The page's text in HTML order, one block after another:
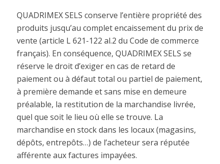
QUADRIMEX SELS conserve l’entière propriété des
produits jusqu’au complet encaissement du prix de
vente (article L 621-122 al.2 du Code de commerce
français). En conséquence, QUADRIMEX SELS se
réserve le droit d’exiger en cas de retard de
paiement ou à défaut total ou partiel de paiement,
à première demande et sans mise en demeure
préalable, la restitution de la marchandise livrée,
quel que soit le lieu où elle se trouve. La
marchandise en stock dans les locaux (magasins,
dépôts, entrepôts…) de l’acheteur sera réputée
afférente aux factures impayées.